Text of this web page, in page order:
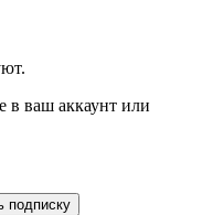
в ваш аккаунт или
подписку